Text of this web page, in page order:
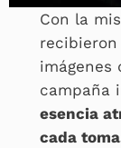
Con la
imágenes
campaña
esencia
cada